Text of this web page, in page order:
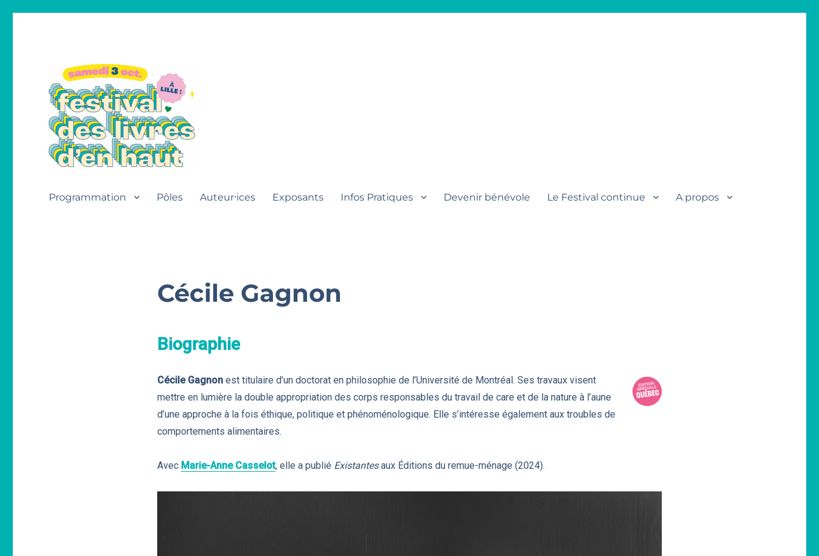
Programmation Pôles Auteur⸱ices Exposants Infos Pratiques Devenir bénévole Le Festival continue A propos
Cécile Gagnon
Biographie
Cécile Gagnonest titulaire d’un doctorat en philosophie de l’Université de Montréal. Ses travaux visent
mettre en lumière la double appropriation des corps responsables du travail de care et de la nature à l’aune
d’une approche à la fois éthique, politique et phénoménologique. Elle s’intéresse également aux troubles de
comportements alimentaires.
Avec Marie-Anne Casselot, elle a publié Existantesaux Éditions du remue-ménage (2024).